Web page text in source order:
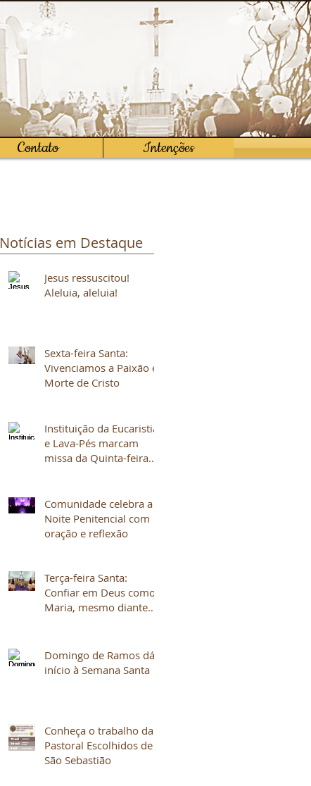
Contato Intenções
Notícias em Destaque
Jesus ressuscitou!
Aleluia, aleluia!
Sexta-feira Santa:
Vivenciamos a Paixão e
Morte de Cristo
Instituição da Eucaristia
e Lava-Pés marcam
missa da Quinta-feira
Comunidade celebra a
Noite Penitencial com
oração e reflexão
Terça-feira Santa:
Confiar em Deus como
Maria, mesmo diante
Domingo de Ramos dá
início à Semana Santa
Conheça o trabalho da
Pastoral Escolhidos de
São Sebastião